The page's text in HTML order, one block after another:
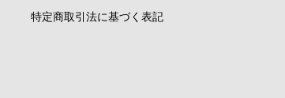
特定商取引法に基づく表記